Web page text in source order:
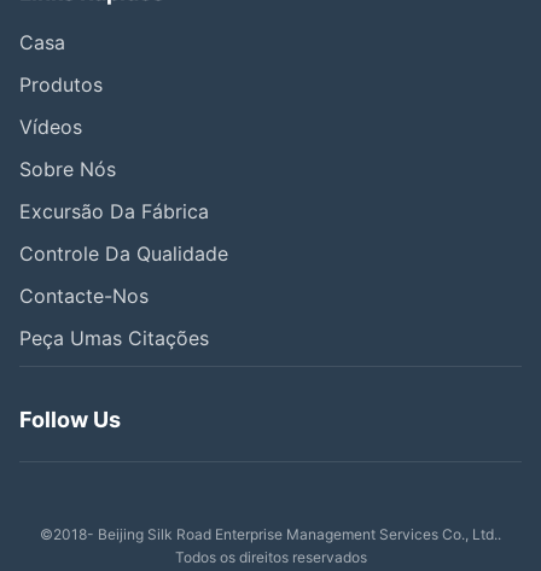
Casa
Produtos
Vídeos
Sobre Nós
Excursão Da Fábrica
Controle Da Qualidade
Contacte-Nos
Peça Umas Citações
Follow Us
©2018- Beijing Silk Road Enterprise Management Services Co., Ltd..
Todos os direitos reservados